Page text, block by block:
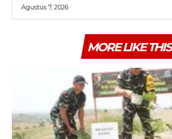
Agustus 7, 2026
MORE LIKE THIS